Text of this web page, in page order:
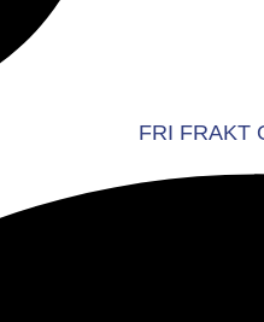
FRI FRAKT